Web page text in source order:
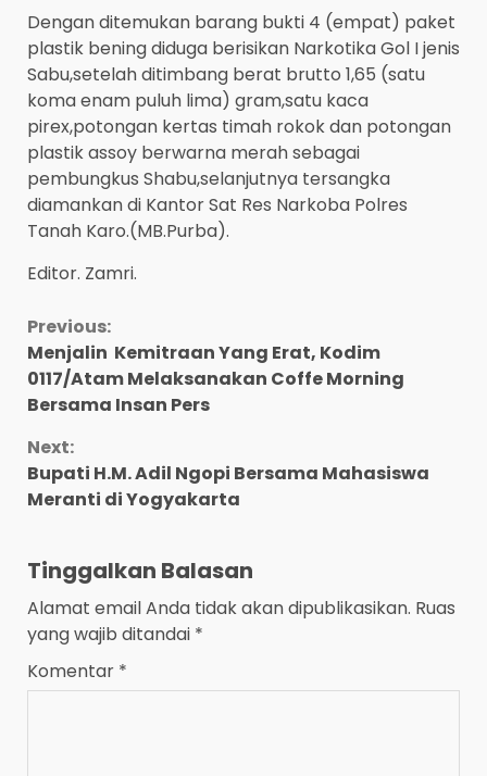
Dengan ditemukan barang bukti 4 (empat) paket
plastik bening diduga berisikan Narkotika Gol I jenis
Sabu,setelah ditimbang berat brutto 1,65 (satu
koma enam puluh lima) gram,satu kaca
pirex,potongan kertas timah rokok dan potongan
plastik assoy berwarna merah sebagai
pembungkus Shabu,selanjutnya tersangka
diamankan di Kantor Sat Res Narkoba Polres
Tanah Karo.(MB.Purba).
Editor. Zamri.
Continue
Reading
Previous:
Menjalin Kemitraan Yang Erat, Kodim
0117/Atam Melaksanakan Coffe Morning
Bersama Insan Pers
Next:
Bupati H.M. Adil Ngopi Bersama Mahasiswa
Meranti di Yogyakarta
Tinggalkan Balasan
Alamat email Anda tidak akan dipublikasikan. Ruas
yang wajib ditandai *
Komentar *